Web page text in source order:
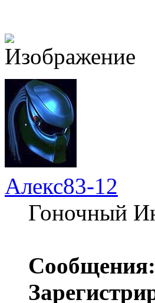
Алекс83-12
Гоночный
Сообщения: